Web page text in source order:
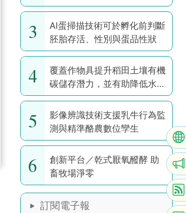
性
3
AI蛋掃描技術可於孵化前判斷
胚胎存活、性別與蛋品性狀
4
覆蓋作物具提升稻田土壤有機
碳儲存潛力，並有助降低水稻
耕作全球暖化潛勢
5
影像辨識技術支援乳牛行為監
測與精準酪農數位孿生
6
創新平台／乾式厭氧醱酵 助
畜牧場淨零
訂閱電子報